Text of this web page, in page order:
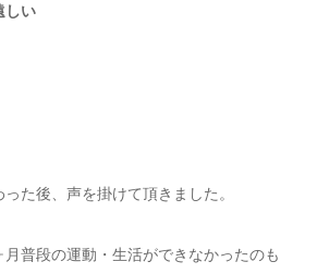
しい
た後、声を掛けて頂きました。
普段の運動・生活ができなかったのも